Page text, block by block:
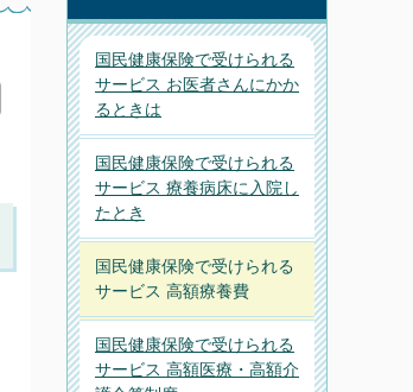
国民健康保険で受けられる
サービス お医者さんにかか
るときは
国民健康保険で受けられる
サービス 療養病床に入院し
たとき
国民健康保険で受けられる
サービス 高額療養費
国民健康保険で受けられる
サービス 高額医療・高額介